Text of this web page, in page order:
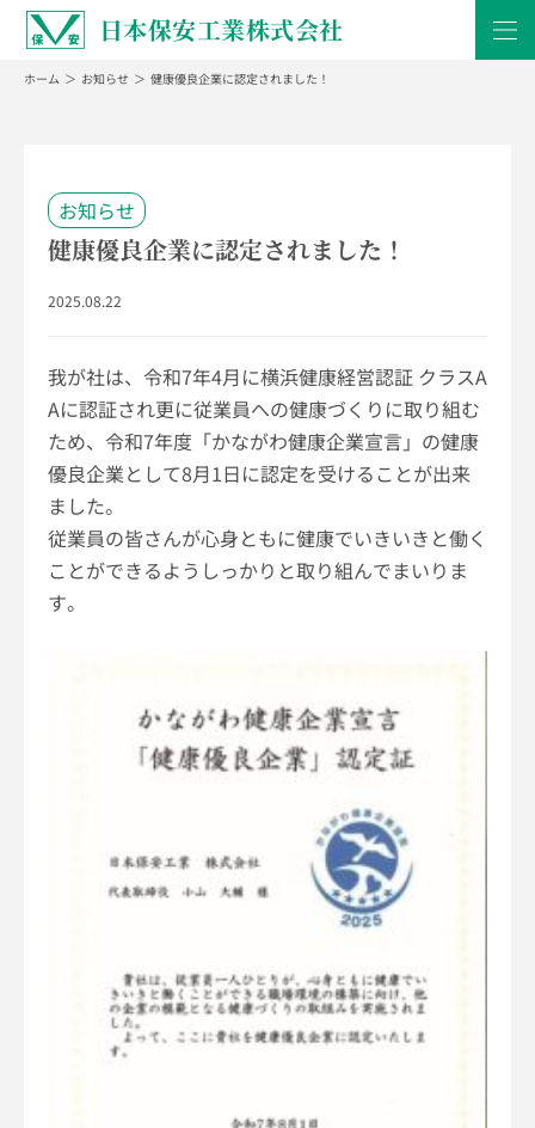
日本保安工業株式会社
ホーム お知らせ 健康優良企業に認定されました！
お知らせ
健康優良企業に認定されました！
2025.08.22
我が社は、令和7年4月に横浜健康経営認証 クラスA
Aに認証され更に従業員への健康づくりに取り組む
ため、令和7年度「かながわ健康企業宣言」の健康
優良企業として8月1日に認定を受けることが出来
ました。
従業員の皆さんが心身ともに健康でいきいきと働く
ことができるようしっかりと取り組んでまいりま
す。